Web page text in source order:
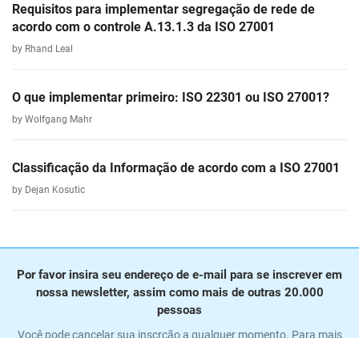
Requisitos para implementar segregação de rede de
acordo com o controle A.13.1.3 da ISO 27001
by Rhand Leal
O que implementar primeiro: ISO 22301 ou ISO 27001?
by Wolfgang Mahr
Classificação da Informação de acordo com a ISO 27001
by Dejan Kosutic
Por favor insira seu endereço de e-mail para se inscrever em
nossa newsletter, assim como mais de outras 20.000
pessoas
Você pode cancelar sua inscrção a qualquer momento. Para mais